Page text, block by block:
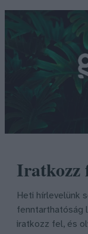
Iratkozz
Heti hírlevelünk
fenntarthatóság
iratkozz fel, és